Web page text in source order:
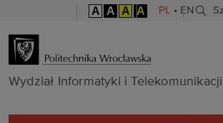
A A A A PL • EN
Wydział Informatyki i Telekomunikacji